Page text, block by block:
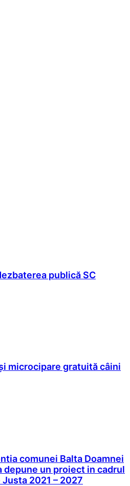
publică SC
microcipare gratuită câini
comunei Balta Doamnei
depune un proiect in cadrul
2021 – 2027